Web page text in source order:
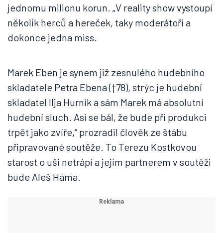
jednomu milionu korun. „V reality show vystoupí
několik herců a hereček, taky moderátoři a
dokonce jedna miss.
Marek Eben je synem již zesnulého hudebního
skladatele Petra Ebena (†78), strýc je hudební
skladatel Ilja Hurník a sám Marek má absolutní
hudební sluch. Asi se bál, že bude při produkci
trpět jako zvíře,“ prozradil člověk ze štábu
připravované soutěže. To Terezu Kostkovou
starost o uši netrápí a jejím partnerem v soutěži
bude Aleš Háma.